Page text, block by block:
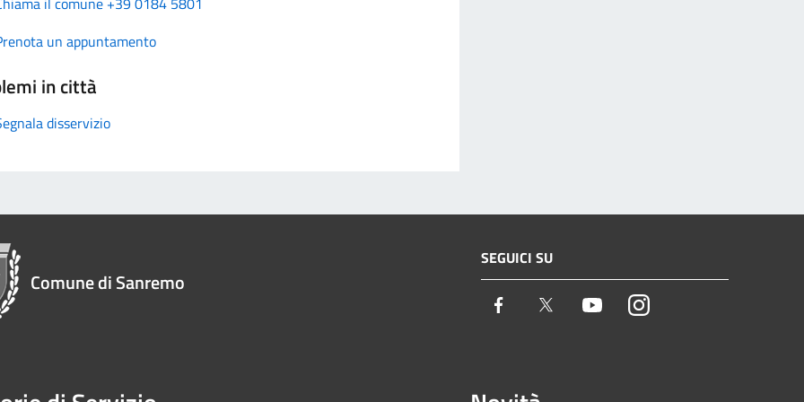
un appuntamento
in città
disservizio
Comune di Sanremo
SEGUICI SU
Facebook Twitter YoutubeInstagram